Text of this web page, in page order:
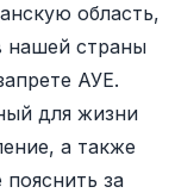
область,
нашей страны
АУЕ.
для жизни
а также
за